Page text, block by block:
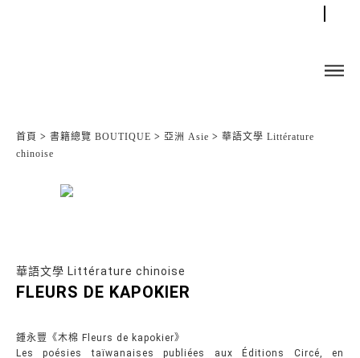
首頁 > 書籍總覽 BOUTIQUE > 亞洲 Asie > 華語文學 Littérature
chinoise
華語文學 Littérature chinoise
FLEURS DE KAPOKIER
鍾永豐《木棉 Fleurs de kapokier》
Les poésies taïwanaises publiées aux Éditions Circé, en